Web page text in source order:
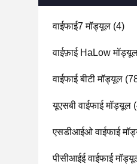
वाईफाई7 मॉड्यूल (4)
वाईफ़ाई HaLow
वाईफाई बीटी मॉड्यूल
यूएसबी वाईफाई मॉड्यूल
एसडीआईओ वाईफाई
पीसीआईई वाईफाई